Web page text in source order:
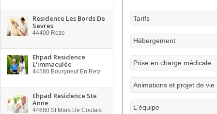
Residence Les Bords De
Sevres
44400 Reze
Ehpad Residence
L'immaculée
44580 Bourgneuf En Retz
Ehpad Residence Ste
Anne
44680 St Mars De Coutais
Tarifs
Hébergement
Prise en charge médicale
Animations et projet de vie
L'équipe